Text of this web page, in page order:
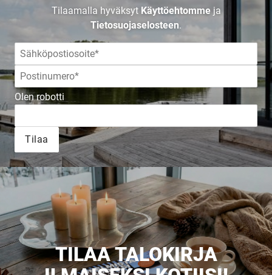
Tilaamalla hyväksyt Käyttöehtommeja
Tietosuojaselosteen.
Olen robotti
Tilaa
TILAA TALOKIRJA